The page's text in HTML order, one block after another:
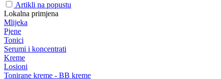
Artikli na popustu
Lokalna primjena
Mlijeka
Pjene
Tonici
Serumi i koncentrati
Kreme
Losioni
Tonirane kreme - BB kreme